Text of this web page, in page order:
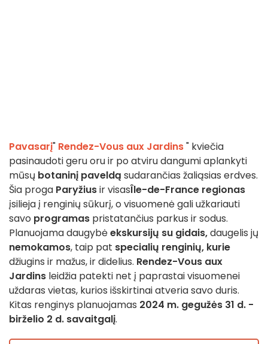
Pavasarį" Rendez-Vous aux Jardins" kviečia
pasinaudoti geru oru ir po atviru dangumi aplankyti
mūsų botaninį paveldą sudarančias žaliąsias erdves.
Šia proga Paryžiusir visasÎle-de-France regionas
įsilieja į renginių sūkurį, o visuomenė gali užkariauti
savo programas pristatančius parkus ir sodus.
Planuojama daugybėekskursijų su gidais,daugelis jų
nemokamos, taip pat specialių renginių, kurie
džiugins ir mažus, ir didelius. Rendez-Vous aux
Jardins leidžia patekti net į paprastai visuomenei
uždaras vietas, kurios išskirtinai atveria savo duris.
Kitas renginys planuojamas 2024 m. gegužės 31 d. -
birželio 2 d. savaitgalį.